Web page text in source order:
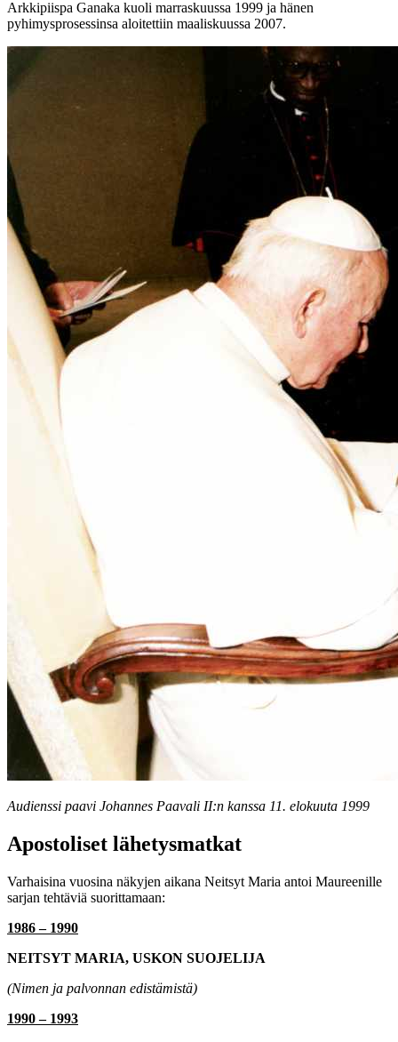
Arkkipiispa Ganaka kuoli marraskuussa 1999 ja hänen
pyhimysprosessinsa aloitettiin maaliskuussa 2007.
Audienssi paavi Johannes Paavali II:n kanssa 11. elokuuta 1999
Apostoliset lähetysmatkat
Varhaisina vuosina näkyjen aikana Neitsyt Maria antoi Maureenille
sarjan tehtäviä suorittamaan:
1986 – 1990
NEITSYT MARIA, USKON SUOJELIJA
(Nimen ja palvonnan edistämistä)
1990 – 1993